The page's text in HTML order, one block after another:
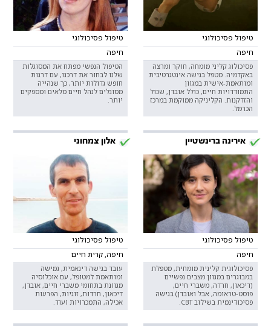
טיפול פסיכולוגי
חיפה
פסיכולוג קליני מומחה, חוקר ומרצה
באקדמיה. מטפל בגישה אינטגרטיבית
ומותאמת-אישית במגוון
התמודדויות חיים, כולל אובדן, שכול
והזדקנות. הקליניקה ממוקמת במרכז
הכרמל.
טיפול פסיכולוגי
חיפה
הטיפול הנפשי מפתח את המסוגלות
שלנו לבחור את דרכנו, עם דרגות
חופש גדולות יותר, כך שנהייה
מסוגלים לנהל חיים מלאים ומספקים
יותר.
אירינה ברינשטיין
טיפול פסיכולוגי
חיפה
פסיכולוגית קלינית מומחית, מטפלת
במבוגרים במגוון מצבים נפשיים
(דיכאון, חרדה, משברי חיים,
פוסט-טראומה, אבל ואובדן) בגישה
פסיכודינמית בשילוב CBT.
אלון צמחוני
טיפול פסיכולוגי
חיפה, קרית חיים
עובד בגישה דינאמית, גמישה
ומותאמת למטופל, עם אוכלוסיה
מגוונת בתחומי משברי חיים, אובדן,
דיכאון, חרדות, זוגיות, הפרעות
אכילה, התמכרויות ועוד.